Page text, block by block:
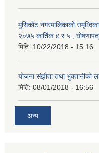
मुसिकाेट नगरपालिकाकाे
२०७५ कार्तिक ४ र ५ ,
मिति: 10/22/2018 - 15:16
याेजना संझाैता तथा भुक्तानीकाे
मिति: 08/01/2018 - 16:56
अन्य